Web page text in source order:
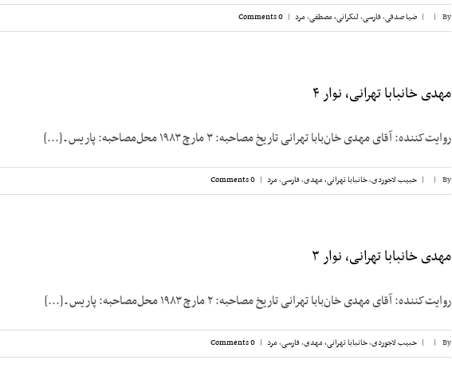
By
|
| ضیا صدقی,فارسی,لنکرانی، مصطفی,مرد |
0 Comments
مهدی خانبابا تهرانی، نوار ۴
روایت‌کننده: آقای مهدی خان‌بابا تهرانی تاریخ مصاحبه: ۳ مارچ ۱۹۸۳ محل‌مصاحبه: پاریس ـ [...]
By
|
| حبیب لاجوردی,خانبابا تهرانی، مهدی,فارسی,مرد |
0 Comments
مهدی خانبابا تهرانی، نوار ۳
روایت‌کننده: آقای مهدی خان‌بابا تهرانی تاریخ مصاحبه: ۲ مارچ ۱۹۸۳ محل‌مصاحبه: پاریس ـ [...]
By
|
| حبیب لاجوردی,خانبابا تهرانی، مهدی,فارسی,مرد |
0 Comments